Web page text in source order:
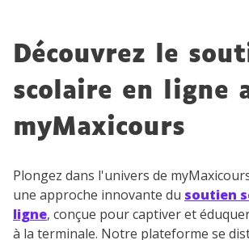
Découvrez le
scolaire en ligne
myMaxicours
Plongez dans l'univers de
une approche innovante du soutien
ligne, conçue pour captiver et
à la terminale. Notre plateforme se